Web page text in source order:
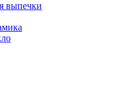
выпечки